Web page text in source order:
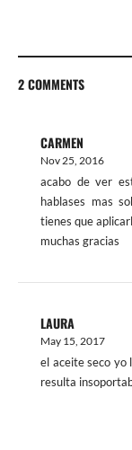
2 COMMENTS
CARMEN
Nov 25, 2016
acabo de ver
hablases mas
tienes que
muchas gracias
LAURA
May 15, 2017
el aceite seco yo
resulta